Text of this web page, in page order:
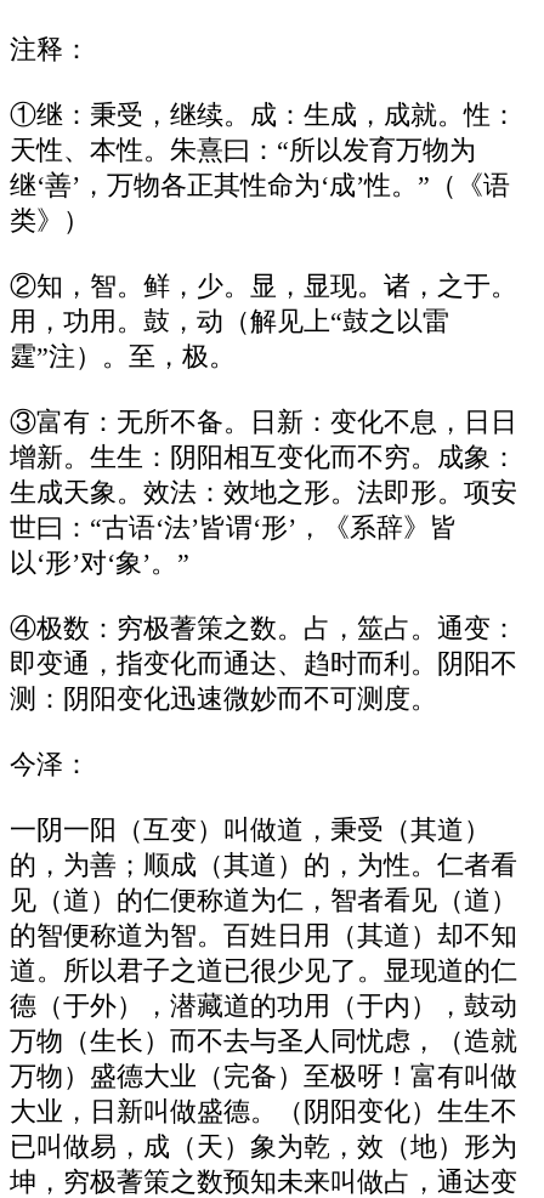
注释：
①继：秉受，继续。成：生成，成就。性：
天性、本性。朱熹曰：“所以发育万物为
继‘善’，万物各正其性命为‘成’性。”（《语
类》）
②知，智。鲜，少。显，显现。诸，之于。
用，功用。鼓，动（解见上“鼓之以雷
霆”注）。至，极。
③富有：无所不备。日新：变化不息，日日
增新。生生：阴阳相互变化而不穷。成象：
生成天象。效法：效地之形。法即形。项安
世曰：“古语‘法’皆谓‘形’，《系辞》皆
以‘形’对‘象’。”
④极数：穷极蓍策之数。占，筮占。通变：
即变通，指变化而通达、趋时而利。阴阳不
测：阴阳变化迅速微妙而不可测度。
今泽：
一阴一阳（互变）叫做道，秉受（其道）
的，为善；顺成（其道）的，为性。仁者看
见（道）的仁便称道为仁，智者看见（道）
的智便称道为智。百姓日用（其道）却不知
道。所以君子之道已很少见了。显现道的仁
德（于外），潜藏道的功用（于内），鼓动
万物（生长）而不去与圣人同忧虑，（造就
万物）盛德大业（完备）至极呀！富有叫做
大业，日新叫做盛德。（阴阳变化）生生不
已叫做易，成（天）象为乾，效（地）形为
坤，穷极蓍策之数预知未来叫做占，通达变